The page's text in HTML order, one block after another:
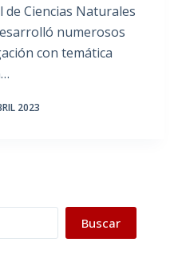
Ciencias Naturales
numerosos
con temática
2023
Buscar